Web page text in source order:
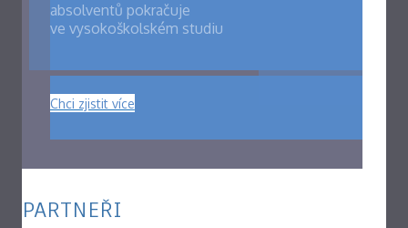
absolventů pokračuje
ve vysokoškolském studiu
Chci zjistit více
PARTNEŘI